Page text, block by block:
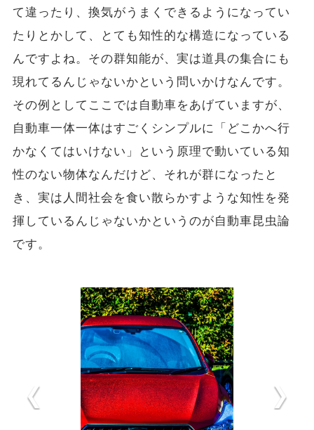
て違ったり、換気がうまくできるようになってい
たりとかして、とても知性的な構造になっている
んですよね。その群知能が、実は道具の集合にも
現れてるんじゃないかという問いかけなんです。
その例としてここでは自動車をあげていますが、
自動車一体一体はすごくシンプルに「どこかへ行
かなくてはいけない」という原理で動いている知
性のない物体なんだけど、それが群になったと
き、実は人間社会を食い散らかすような知性を発
揮しているんじゃないかというのが自動車昆虫論
です。